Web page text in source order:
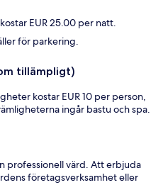
EUR 25.00 per natt.
för parkering.
tillämpligt)
kostar EUR 10 per person,
ingår bastu och spa.
professionell värd. Att erbjuda
företagsverksamhet eller